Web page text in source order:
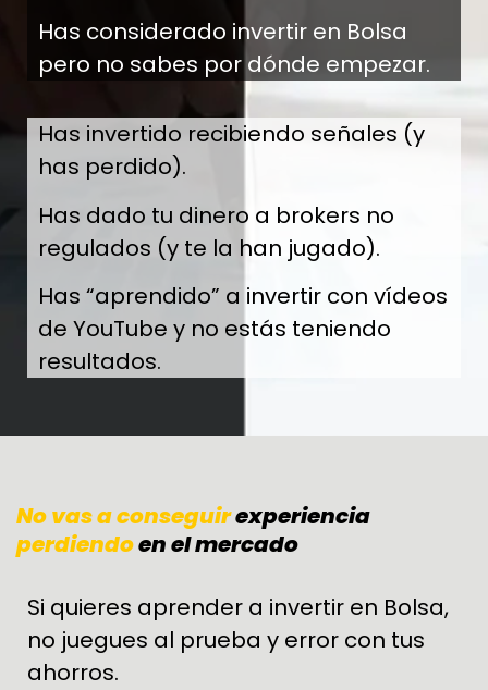
Has considerado invertir en Bolsa
pero no sabes por dónde empezar.
Has invertido recibiendo señales (y
has perdido).
Has dado tu dinero a brokers no
regulados (y te la han jugado).
Has “aprendido” a invertir con vídeos
de YouTube y no estás teniendo
resultados.
No vas a conseguirexperiencia
perdiendoen el mercado
Si quieres aprender a invertir en Bolsa,
no juegues al prueba y error con tus
ahorros.